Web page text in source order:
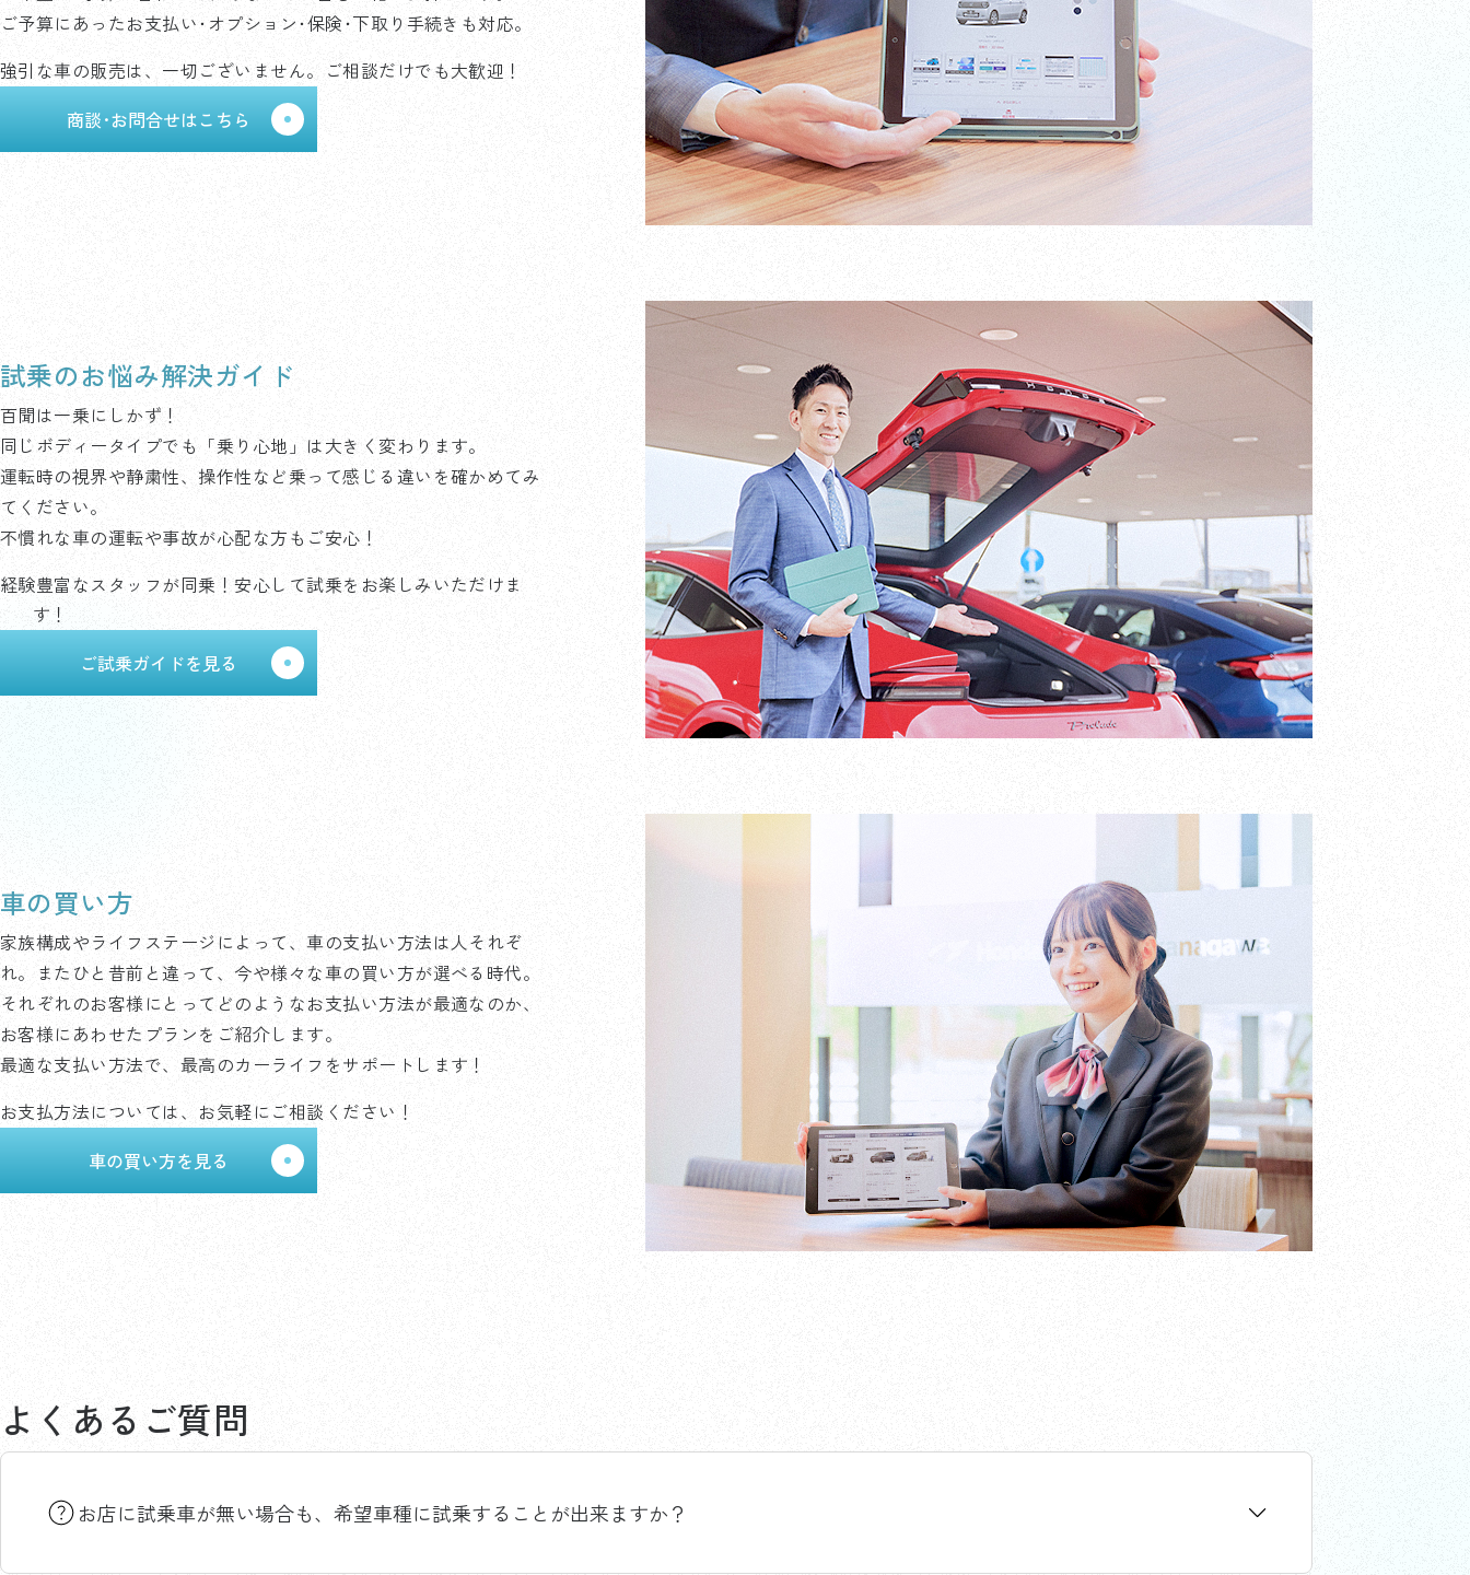
ご予算にあったお支払い･オプション･保険･下取り手続きも対応。
強引な車の販売は、一切ございません。ご相談だけでも大歓迎！
商談･お問合せはこちら
試乗のお悩み解決ガイド
百聞は一乗にしかず！
同じボディータイプでも「乗り心地」は大きく変わります。
運転時の視界や静粛性、操作性など乗って感じる違いを確かめてみ
てください。
不慣れな車の運転や事故が心配な方もご安心！
経験豊富なスタッフが同乗！安心して試乗をお楽しみいただけま
す！
ご試乗ガイドを見る
車の買い方
家族構成やライフステージによって、車の支払い方法は人それぞ
れ。またひと昔前と違って、今や様々な車の買い方が選べる時代。
それぞれのお客様にとってどのようなお支払い方法が最適なのか、
お客様にあわせたプランをご紹介します。
最適な支払い方法で、最高のカーライフをサポートします！
お支払方法については、お気軽にご相談ください！
車の買い方を見る
よくあるご質問
お店に試乗車が無い場合も、希望車種に試乗することが出来ますか？